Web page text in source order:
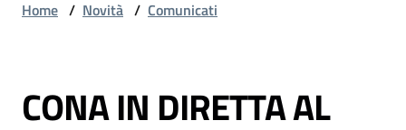
Azienda
Servizi
Home / Novità / Comunicati
Salta al contenuto
CONA IN DIRETTA AL